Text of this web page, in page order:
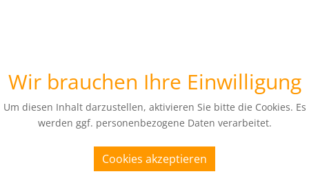
Wir brauchen Ihre Einwilligung
Um diesen Inhalt darzustellen, aktivieren Sie bitte die Cookies. Es
werden ggf. personenbezogene Daten verarbeitet.
Cookies akzeptieren